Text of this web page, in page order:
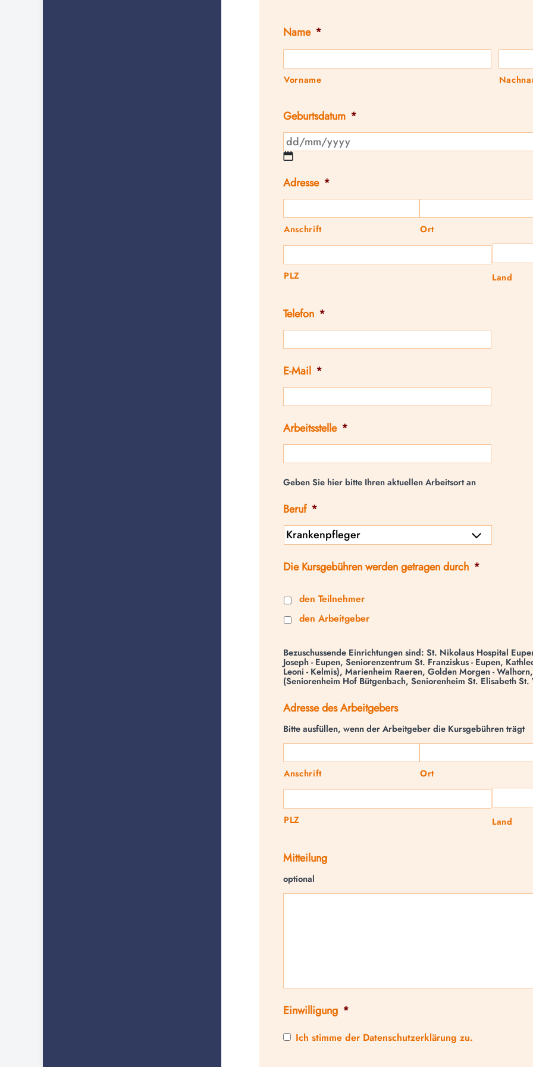
Name *
Vorname
Geburtsdatum *
Adresse *
Anschrift Ort
PLZ Land
Telefon *
E-Mail *
Arbeitsstelle *
Geben Sie hier bitte Ihren aktuellen Arbeitsort an
Beruf *
Die Kursgebühren werden getragen durch *
den Teilnehmer
den Arbeitgeber
Bezuschussende Einrichtungen sind: St. Nikolaus Hospital
Joseph - Eupen, Seniorenzentrum St. Franziskus - Eupen,
Leoni - Kelmis), Marienheim Raeren, Golden Morgen -
(Seniorenheim Hof Bütgenbach, Seniorenheim St. Elisabeth St.
Adresse des Arbeitgebers
Bitte ausfüllen, wenn der Arbeitgeber die Kursgebühren trägt
Anschrift Ort
PLZ Land
Mitteilung
optional
Einwilligung *
Ich stimme der Datenschutzerklärung zu.